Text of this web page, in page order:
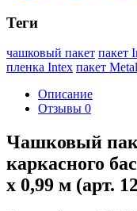
Теги
чашковый пакет пакет
пленка Intex пакет
Описание
Отзывы 0
Чашковый
каркасного
х 0,99 м (арт.